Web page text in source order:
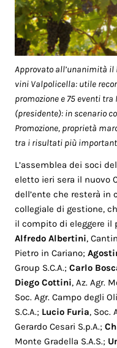
Approvato all’unanimità il
vini Valpolicella: utile
promozione e 75 eventi
(presidente): in scenario
Promozione, proprietà
tra i risultati più
L’assemblea dei soci
eletto ieri sera il nuovo
dell’ente che resterà in
collegiale di gestione,
il compito di eleggere il
Alfredo Albertini,
Pietro in Cariano;
Group S.C.A.;Carlo
Diego Cottini, Az. Agr.
Soc. Agr. Campo degli
S.C.A.; Lucio Furia, Soc.
Gerardo Cesari S.p.A.;
Monte Gradella S.A.S.;